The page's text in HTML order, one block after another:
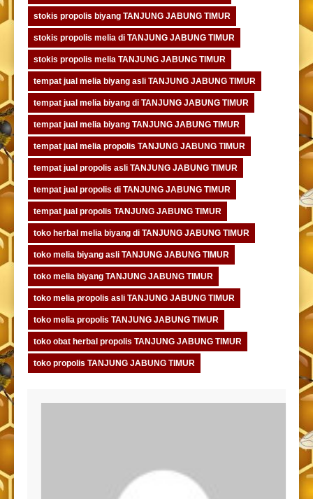
stokis propolis biyang TANJUNG JABUNG TIMUR
stokis propolis melia di TANJUNG JABUNG TIMUR
stokis propolis melia TANJUNG JABUNG TIMUR
tempat jual melia biyang asli TANJUNG JABUNG TIMUR
tempat jual melia biyang di TANJUNG JABUNG TIMUR
tempat jual melia biyang TANJUNG JABUNG TIMUR
tempat jual melia propolis TANJUNG JABUNG TIMUR
tempat jual propolis asli TANJUNG JABUNG TIMUR
tempat jual propolis di TANJUNG JABUNG TIMUR
tempat jual propolis TANJUNG JABUNG TIMUR
toko herbal melia biyang di TANJUNG JABUNG TIMUR
toko melia biyang asli TANJUNG JABUNG TIMUR
toko melia biyang TANJUNG JABUNG TIMUR
toko melia propolis asli TANJUNG JABUNG TIMUR
toko melia propolis TANJUNG JABUNG TIMUR
toko obat herbal propolis TANJUNG JABUNG TIMUR
toko propolis TANJUNG JABUNG TIMUR